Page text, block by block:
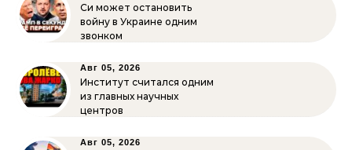
Си может остановить
войну в Украине одним
звонком
Авг 05, 2026
Институт считался одним
из главных научных
центров
Авг 05, 2026